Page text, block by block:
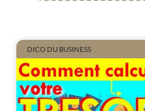
DICO DU BUSINESS